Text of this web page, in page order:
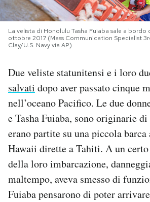
SHOP
AREA PERSONALE
Newsletter
Notifiche mobile
Regala il Post
Hai bisogno di aiuto?
Esci
La velista di Honolulu Tasha Fuiaba sale a bordo
ottobre 2017 (Mass Communication Specialist
Clay/U.S. Navy via AP)
Due veliste statunitensi e i loro
salvati dopo aver passato cinque
nell’oceano Pacifico. Le due
e Tasha Fuiaba, sono originarie
erano partite su una piccola
Hawaii dirette a Tahiti. A un
della loro imbarcazione,
maltempo, aveva smesso di
Fuiaba pensarono di poter